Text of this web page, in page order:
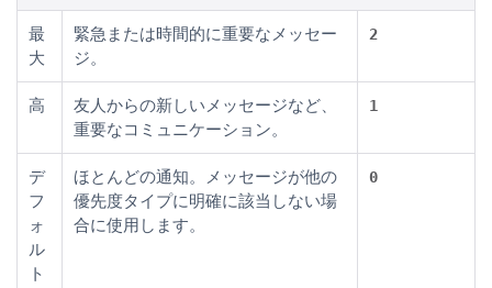
最
大
緊急または時間的に重要なメッセー
ジ。
2
高
友人からの新しいメッセージなど、
重要なコミュニケーション。
1
デ
フ
ォ
ル
ト
ほとんどの通知。メッセージが他の
優先度タイプに明確に該当しない場
合に使用します。
0